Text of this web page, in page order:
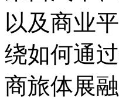
以及商业
绕如何通
商旅体展